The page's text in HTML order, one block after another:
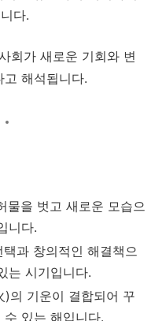
다.
회가 새로운 기회와 변
해석됩니다.
물을 벗고 새로운 모습으
니다.
과 창의적인 해결책으
는 시기입니다.
)의 기운이 결합되어 꾸
있는 해입니다.